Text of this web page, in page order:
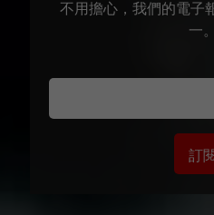
不用擔心，我們的電子
一。
訂